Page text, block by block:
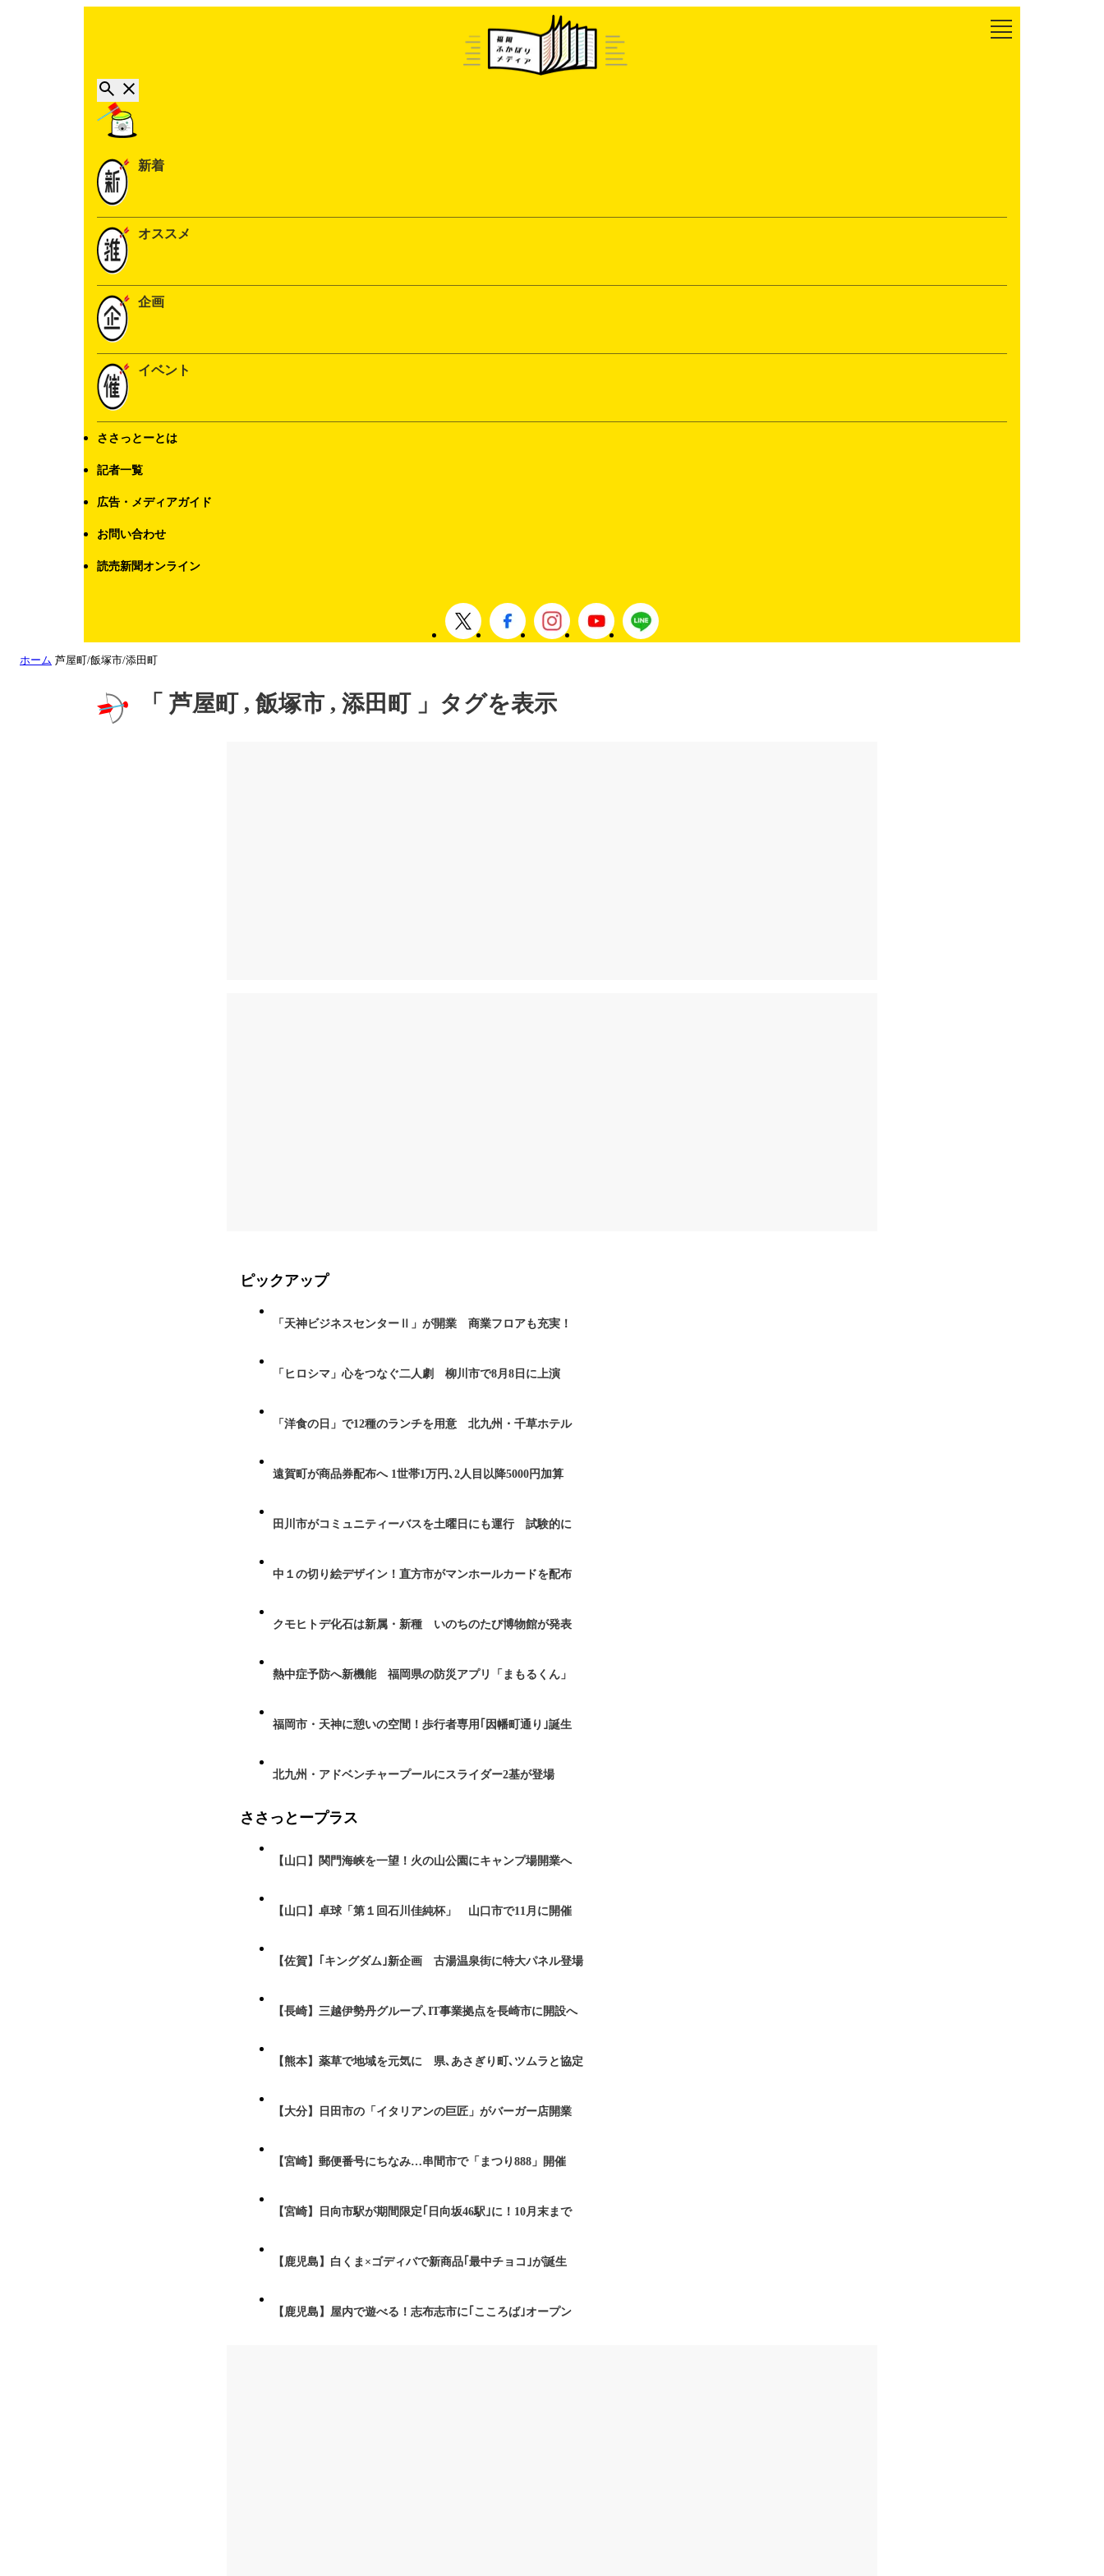
新着
オススメ
企画
イベント
ささっとーとは
記者一覧
広告・メディアガイド
お問い合わせ
読売新聞オンライン
ホーム 芦屋町/飯塚市/添田町
「 芦屋町 , 飯塚市 , 添田町 」タグを表示
ピックアップ
「天神ビジネスセンターⅡ」が開業 商業フロアも充実！
「ヒロシマ」心をつなぐ二人劇 柳川市で8月8日に上演
「洋食の日」で12種のランチを用意 北九州・千草ホテル
遠賀町が商品券配布へ 1世帯1万円､2人目以降5000円加算
田川市がコミュニティーバスを土曜日にも運行 試験的に
中１の切り絵デザイン！直方市がマンホールカードを配布
クモヒトデ化石は新属・新種 いのちのたび博物館が発表
熱中症予防へ新機能 福岡県の防災アプリ「まもるくん」
福岡市・天神に憩いの空間！歩行者専用｢因幡町通り｣誕生
北九州・アドベンチャープールにスライダー2基が登場
ささっとープラス
【山口】関門海峡を一望！火の山公園にキャンプ場開業へ
【山口】卓球「第１回石川佳純杯」 山口市で11月に開催
【佐賀】｢キングダム｣新企画 古湯温泉街に特大パネル登場
【長崎】三越伊勢丹グループ､IT事業拠点を長崎市に開設へ
【熊本】薬草で地域を元気に 県､あさぎり町､ツムラと協定
【大分】日田市の「イタリアンの巨匠」がバーガー店開業
【宮崎】郵便番号にちなみ…串間市で「まつり888」開催
【宮崎】日向市駅が期間限定｢日向坂46駅｣に！10月末まで
【鹿児島】白くま×ゴディバで新商品｢最中チョコ｣が誕生
【鹿児島】屋内で遊べる！志布志市に｢こころば｣オープン